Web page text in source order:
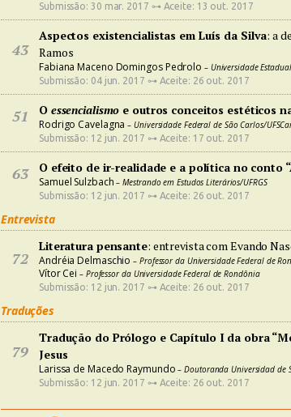
Submissão: 30 mar. 2017 ⊶ Aceite: 13 out. 2017
43
Aspectos existencialistas em Luís da Silva: a
Ramos
Fabiana Maceno Domingos Pedrolo – Universidade
Submissão: 04 jun. 2017 ⊶ Aceite: 26 out. 2017
51 O essencialismo e outros conceitos estéticos
Rodrigo Cavelagna – Universidade Federal de São Carlos/
Submissão: 12 jun. 2017 ⊶ Aceite: 17 out. 2017
63 O efeito de ir-realidade e a política no conto
Samuel Sulzbach – Mestrando em Estudos Literários/UFRGS
Submissão: 12 jun. 2017 ⊶ Aceite: 26 out. 2017
Entrevista
72
Literatura pensante: entrevista com Evando
Andréia Delmaschio – Professor da Universidade Federal de
Vítor Cei – Professor da Universidade Federal de Rondônia
Submissão: 12 jun. 2017 ⊶ Aceite: 26 out. 2017
Traduções
79
Tradução do Prólogo e Capítulo I da obra
Jesus
Larissa de Macedo Raymundo – Doutoranda Universidad de
Submissão: 12 jun. 2017 ⊶ Aceite: 26 out. 2017